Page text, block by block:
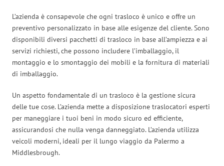
L’azienda è consapevole che ogni trasloco è unico e offre un
preventivo personalizzato in base alle esigenze del cliente. Sono
disponibili diversi pacchetti di trasloco in base all’ampiezza e ai
servizi richiesti, che possono includere l’imballaggio, il
montaggio e lo smontaggio dei mobili e la fornitura di materiali
di imballaggio.
Un aspetto fondamentale di un trasloco è la gestione sicura
delle tue cose. L’azienda mette a disposizione traslocatori esperti
per maneggiare i tuoi beni in modo sicuro ed efficiente,
assicurandosi che nulla venga danneggiato. L’azienda utilizza
veicoli moderni, ideali per il lungo viaggio da Palermo a
Middlesbrough.